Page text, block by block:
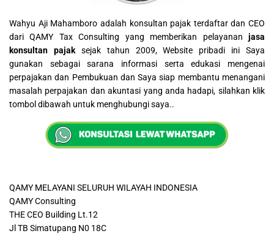
Wahyu Aji Mahamboro adalah konsultan pajak terdaftar dan CEO
dari QAMY Tax Consulting yang memberikan pelayanan jasa
konsultan pajaksejak tahun 2009, Website pribadi ini Saya
gunakan sebagai sarana informasi serta edukasi mengenai
perpajakan dan Pembukuan dan Saya siap membantu menangani
masalah perpajakan dan akuntasi yang anda hadapi, silahkan klik
tombol dibawah untuk menghubungi saya..
QAMY MELAYANI SELURUH WILAYAH INDONESIA
QAMY Consulting
THE CEO Building Lt.12
Jl TB Simatupang N0 18C